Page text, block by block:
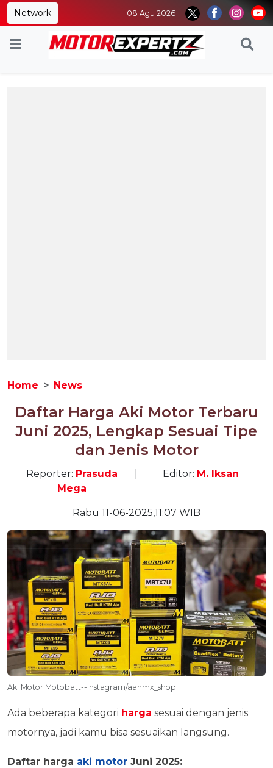
Network 08 Agu 2026
Home News
Daftar Harga Aki Motor Terbaru
Juni 2025, Lengkap Sesuai Tipe
dan Jenis Motor
Reporter: Prasuda
Mega
Editor: M. Iksan
Rabu 11-06-2025,11:07 WIB
Aki Motor Motobatt--instagram/aanmx_shop
Ada beberapa kategori harga sesuai dengan jenis
motornya, jadi kamu bisa sesuaikan langsung.
Daftar harga aki motor Juni 2025: